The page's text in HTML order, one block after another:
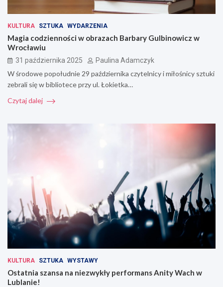
KULTURA SZTUKA WYDARZENIA
Magia codzienności w obrazach Barbary Gulbinowicz w
Wrocławiu
31 października 2025 Paulina Adamczyk
W środowe popołudnie 29 października czytelnicy i miłośnicy sztuki
zebrali się w bibliotece przy ul. Łokietka…
Czytaj dalej
KULTURA SZTUKA WYSTAWY
Ostatnia szansa na niezwykły performans Anity Wach w
Lublanie!